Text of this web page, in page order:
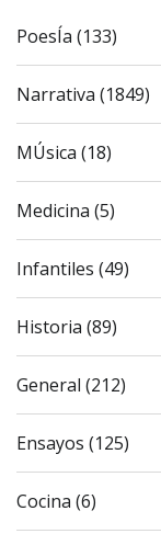
PoesÍa (133)
Narrativa (1849)
MÚsica (18)
Medicina (5)
Infantiles (49)
Historia (89)
General (212)
Ensayos (125)
Cocina (6)